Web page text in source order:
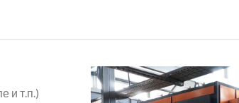
и т.п.)